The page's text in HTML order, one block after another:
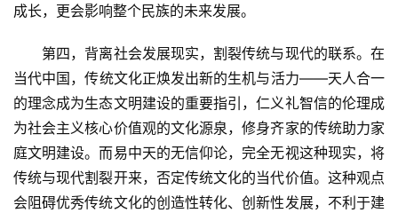
成长，更会影响整个民族的未来发展。
第四，背离社会发展现实，割裂传统与现代的联系。在
当代中国，传统文化正焕发出新的生机与活力——天人合一
的理念成为生态文明建设的重要指引，仁义礼智信的伦理成
为社会主义核心价值观的文化源泉，修身齐家的传统助力家
庭文明建设。而易中天的无信仰论，完全无视这种现实，将
传统与现代割裂开来，否定传统文化的当代价值。这种观点
会阻碍优秀传统文化的创造性转化、创新性发展，不利于建